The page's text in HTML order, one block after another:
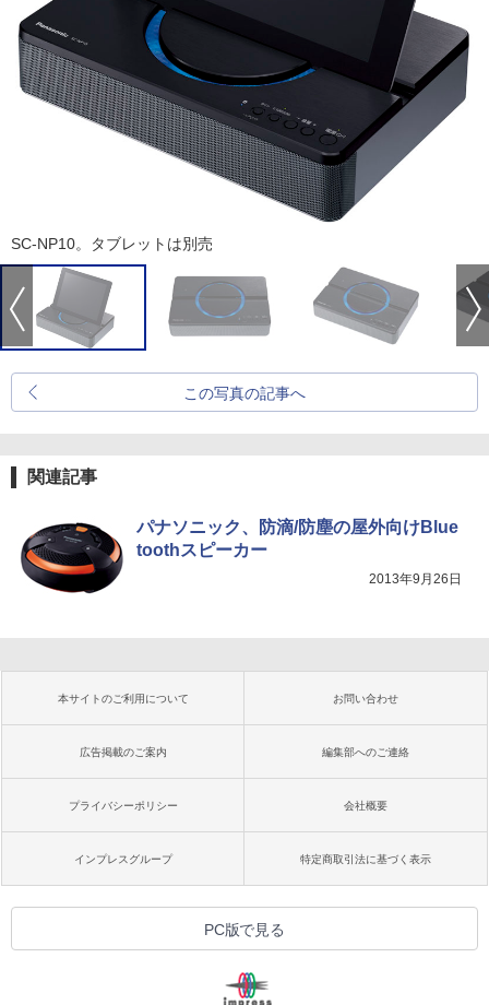
SC-NP10。タブレットは別売
この写真の記事へ
関連記事
パナソニック、防滴/防塵の屋外向けBlue
toothスピーカー
2013年9月26日
本サイトのご利用について お問い合わせ
広告掲載のご案内 編集部へのご連絡
プライバシーポリシー 会社概要
インプレスグループ 特定商取引法に基づく表示
PC版で見る